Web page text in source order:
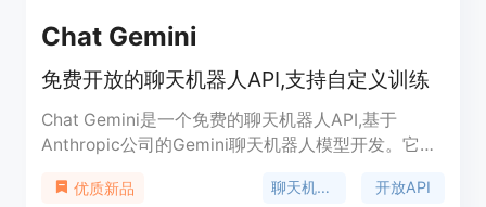
Chat Gemini
免费开放的聊天机器人API,支持自定义训练
Chat Gemini是一个免费的聊天机器人API,基于
Anthropic公司的Gemini聊天机器人模型开发。它提
天。同时它还开放了API,允许开发者自定义训练机器
优质新品 聊天机器人 开放API